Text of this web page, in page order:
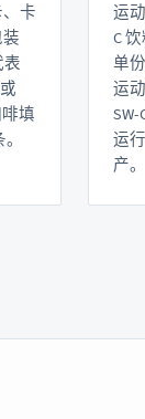
卡
表
填
运
C
单
运
运
产。